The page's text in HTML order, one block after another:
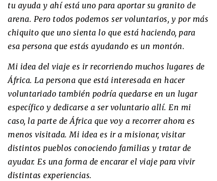
tu ayuda y ahí está uno para aportar su granito de
arena. Pero todos podemos ser voluntarios, y por más
chiquito que uno sienta lo que está haciendo, para
esa persona que estás ayudando es un montón.
Mi idea del viaje es ir recorriendo muchos lugares de
África. La persona que está interesada en hacer
voluntariado también podría quedarse en un lugar
específico y dedicarse a ser voluntario allí. En mi
caso, la parte de África que voy a recorrer ahora es
menos visitada. Mi idea es ir a misionar, visitar
distintos pueblos conociendo familias y tratar de
ayudar. Es una forma de encarar el viaje para vivir
distintas experiencias.